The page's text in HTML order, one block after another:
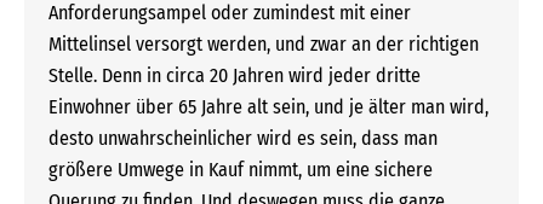
Anforderungsampel oder zumindest mit einer
Mittelinsel versorgt werden, und zwar an der richtigen
Stelle. Denn in circa 20 Jahren wird jeder dritte
Einwohner über 65 Jahre alt sein, und je älter man wird,
desto unwahrscheinlicher wird es sein, dass man
größere Umwege in Kauf nimmt, um eine sichere